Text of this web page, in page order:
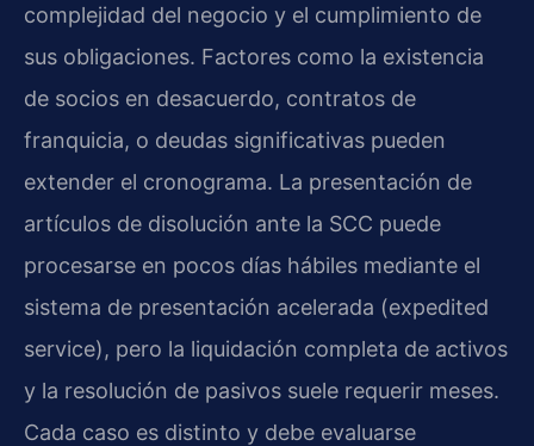
complejidad del negocio y el cumplimiento de
sus obligaciones. Factores como la existencia
de socios en desacuerdo, contratos de
franquicia, o deudas significativas pueden
extender el cronograma. La presentación de
artículos de disolución ante la SCC puede
procesarse en pocos días hábiles mediante el
sistema de presentación acelerada (expedited
service), pero la liquidación completa de activos
y la resolución de pasivos suele requerir meses.
Cada caso es distinto y debe evaluarse